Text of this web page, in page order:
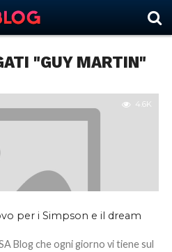
"GUY MARTIN"
4.6K
per i Simpson e il dream
Blog che ogni giorno vi tiene sul